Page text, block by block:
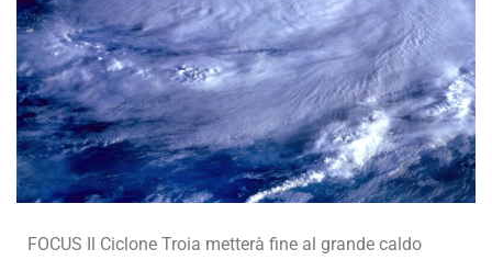
FOCUS Il Ciclone Troia metterà fine al grande caldo